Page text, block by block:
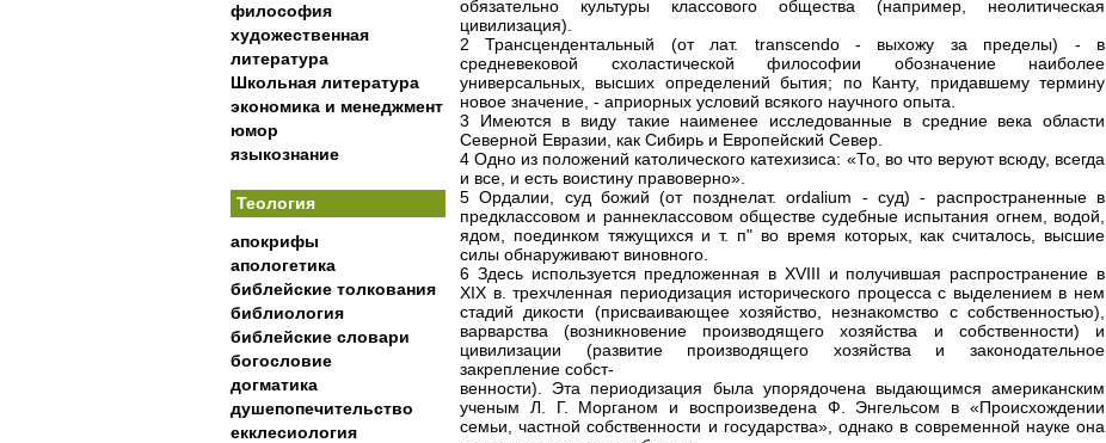
философия
художественная
литература
Школьная литература
экономика и менеджмент
юмор
языкознание
Теология
апокрифы
апологетика
библейские толкования
библиология
библейские словари
богословие
догматика
душепопечительство
екклесиология
обязательно культуры классового общества (например, неолитическая
цивилизация).
2 Трансцендентальный (от лат. transcendo - выхожу за пределы) - в
средневековой схоластической философии обозначение наиболее
универсальных, высших определений бытия; по Канту, придавшему термину
новое значение, - априорных условий всякого научного опыта.
3 Имеются в виду такие наименее исследованные в средние века области
Северной Евразии, как Сибирь и Европейский Север.
4 Одно из положений католического катехизиса: «То, во что веруют всюду, всегда
и все, и есть воистину правоверно».
5 Ордалии, суд божий (от позднелат. ordalium - суд) - распространенные в
предклассовом и раннеклассовом обществе судебные испытания огнем, водой,
ядом, поединком тяжущихся и т. п" во время которых, как считалось, высшие
силы обнаруживают виновного.
6 Здесь используется предложенная в XVIII и получившая распространение в
XIX в. трехчленная периодизация исторического процесса с выделением в нем
стадий дикости (присваивающее хозяйство, незнакомство с собственностью),
варварства (возникновение производящего хозяйства и собственности) и
цивилизации (развитие производящего хозяйства и законодательное
закрепление собст-
венности). Эта периодизация была упорядочена выдающимся американским
ученым Л. Г. Морганом и воспроизведена Ф. Энгельсом в «Происхождении
семьи, частной собственности и государства», однако в современной науке она